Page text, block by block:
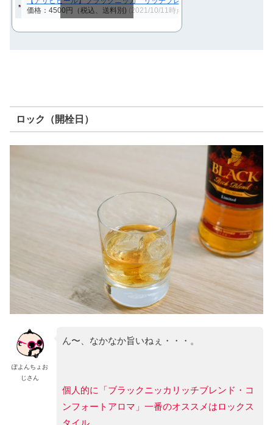
価格：4500円（税込、送料別) (2021/10/11時点)
ロック（開栓日）
ぽよんちょお
じさん
ん〜、なかなか旨いねぇ・・・。
個人的に「ブラックニッカリッチブレンド・コ
ンフォートアロマ」一番のオススメはロックス
タイル。